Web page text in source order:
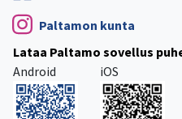
Paltamon kunta
Lataa Paltamo sovellus
Android
iOS